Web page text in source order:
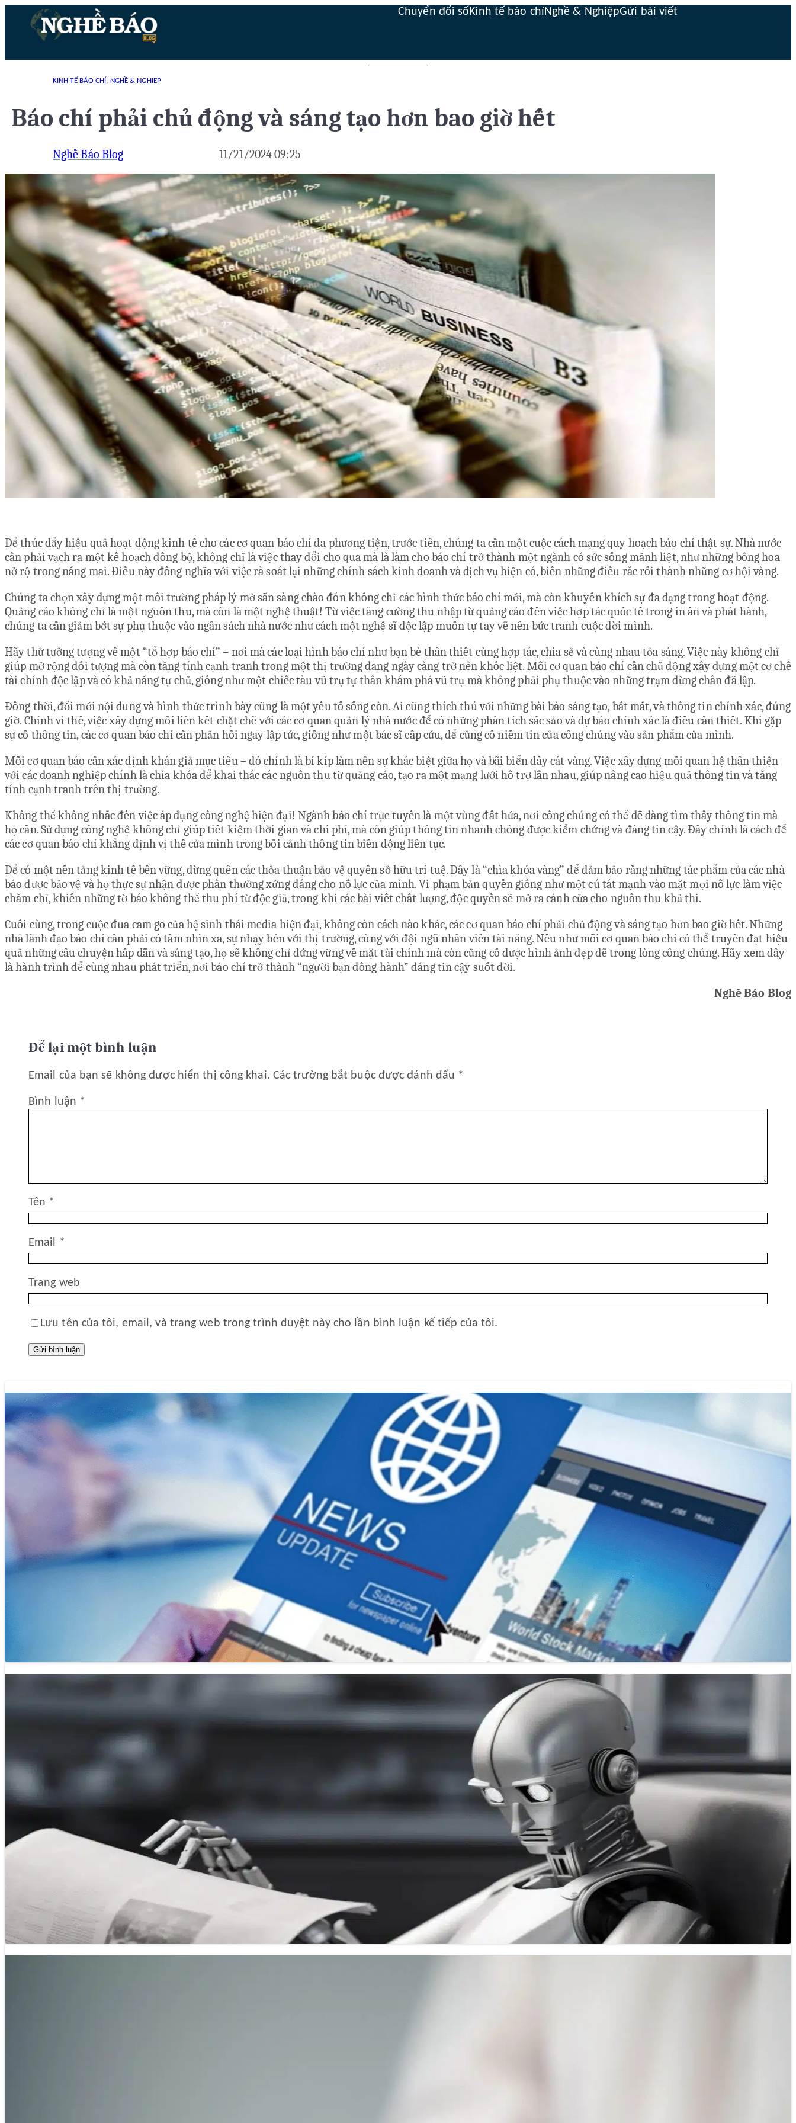
Chuyển
Chuyển đổi sốKinh tế báo chíNghề & NghiệpGửi bài viết
KINH TẾ BÁO CHÍ, NGHỀ & NGHIỆP
Báo chí phải chủ động và sáng tạo hơn bao giờ hết
Nghề Báo Blog 11/21/2024 09:25
Để thúc đẩy hiệu quả hoạt động kinh tế cho các cơ quan báo chí đa phương tiện, trước tiên, chúng ta cần một cuộc cách mạng quy hoạch báo chí thật sự. Nhà nước
cần phải vạch ra một kế hoạch đồng bộ, không chỉ là việc thay đổi cho qua mà là làm cho báo chí trở thành một ngành có sức sống mãnh liệt, như những bông hoa
nở rộ trong nắng mai. Điều này đồng nghĩa với việc rà soát lại những chính sách kinh doanh và dịch vụ hiện có, biến những điều rắc rối thành những cơ hội vàng.
Chúng ta chọn xây dựng một môi trường pháp lý mở sẵn sàng chào đón không chỉ các hình thức báo chí mới, mà còn khuyến khích sự đa dạng trong hoạt động.
Quảng cáo không chỉ là một nguồn thu, mà còn là một nghệ thuật! Từ việc tăng cường thu nhập từ quảng cáo đến việc hợp tác quốc tế trong in ấn và phát hành,
chúng ta cần giảm bớt sự phụ thuộc vào ngân sách nhà nước như cách một nghệ sĩ độc lập muốn tự tay vẽ nên bức tranh cuộc đời mình.
Hãy thử tưởng tượng về một “tổ hợp báo chí” – nơi mà các loại hình báo chí như bạn bè thân thiết cùng hợp tác, chia sẻ và cùng nhau tỏa sáng. Việc này không chỉ
giúp mở rộng đối tượng mà còn tăng tính cạnh tranh trong một thị trường đang ngày càng trở nên khốc liệt. Mỗi cơ quan báo chí cần chủ động xây dựng một cơ chế
tài chính độc lập và có khả năng tự chủ, giống như một chiếc tàu vũ trụ tự thân khám phá vũ trụ mà không phải phụ thuộc vào những trạm dừng chân đã lập.
Đồng thời, đổi mới nội dung và hình thức trình bày cũng là một yếu tố sống còn. Ai cũng thích thú với những bài báo sáng tạo, bắt mắt, và thông tin chính xác, đúng
giờ. Chính vì thế, việc xây dựng mối liên kết chặt chẽ với các cơ quan quản lý nhà nước để có những phân tích sắc sảo và dự báo chính xác là điều cần thiết. Khi gặp
sự cố thông tin, các cơ quan báo chí cần phản hồi ngay lập tức, giống như một bác sĩ cấp cứu, để củng cố niềm tin của công chúng vào sản phẩm của mình.
Mỗi cơ quan báo cần xác định khán giả mục tiêu – đó chính là bí kíp làm nên sự khác biệt giữa họ và bãi biển đầy cát vàng. Việc xây dựng mối quan hệ thân thiện
với các doanh nghiệp chính là chìa khóa để khai thác các nguồn thu từ quảng cáo, tạo ra một mạng lưới hỗ trợ lẫn nhau, giúp nâng cao hiệu quả thông tin và tăng
tính cạnh tranh trên thị trường.
Không thể không nhắc đến việc áp dụng công nghệ hiện đại! Ngành báo chí trực tuyến là một vùng đất hứa, nơi công chúng có thể dễ dàng tìm thấy thông tin mà
họ cần. Sử dụng công nghệ không chỉ giúp tiết kiệm thời gian và chi phí, mà còn giúp thông tin nhanh chóng được kiểm chứng và đáng tin cậy. Đây chính là cách để
các cơ quan báo chí khẳng định vị thế của mình trong bối cảnh thông tin biến động liên tục.
Để có một nền tảng kinh tế bền vững, đừng quên các thỏa thuận bảo vệ quyền sở hữu trí tuệ. Đây là “chìa khóa vàng” để đảm bảo rằng những tác phẩm của các nhà
báo được bảo vệ và họ thực sự nhận được phần thưởng xứng đáng cho nỗ lực của mình. Vi phạm bản quyền giống như một cú tát mạnh vào mặt mọi nỗ lực làm việc
chăm chỉ, khiến những tờ báo không thể thu phí từ độc giả, trong khi các bài viết chất lượng, độc quyền sẽ mở ra cánh cửa cho nguồn thu khả thi.
Cuối cùng, trong cuộc đua cam go của hệ sinh thái media hiện đại, không còn cách nào khác, các cơ quan báo chí phải chủ động và sáng tạo hơn bao giờ hết. Những
nhà lãnh đạo báo chí cần phải có tầm nhìn xa, sự nhạy bén với thị trường, cùng với đội ngũ nhân viên tài năng. Nếu như mỗi cơ quan báo chí có thể truyền đạt hiệu
quả những câu chuyện hấp dẫn và sáng tạo, họ sẽ không chỉ đứng vững về mặt tài chính mà còn củng cố được hình ảnh đẹp đẽ trong lòng công chúng. Hãy xem đây
là hành trình để cùng nhau phát triển, nơi báo chí trở thành “người bạn đồng hành” đáng tin cậy suốt đời.
Nghề Báo Blog
Để lại một bình luận
Email của bạn sẽ không được hiển thị công khai. Các trường bắt buộc được đánh dấu *
Bình luận *
Tên *
Email *
Trang web
Lưu tên của tôi, email, và trang web trong trình duyệt này cho lần bình luận kế tiếp của tôi.
Xây dựng hệ sinh thái báo chí đa nền tảng trong kỷ nguyên số
Xây dựng hệ sinh thái báo chí nội dung đa nền tảng không chỉ là xu hướng mà còn là nhu cầu cấp…
Bước lên “chuyến tàu AI” trước khi hết vé
Nếu bạn là một nhà báo hoặc sinh viên báo chí, bạn đang đứng trước một cơ hội vàng – một cơ hội…